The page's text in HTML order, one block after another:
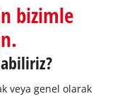
bizimle
veya genel olarak